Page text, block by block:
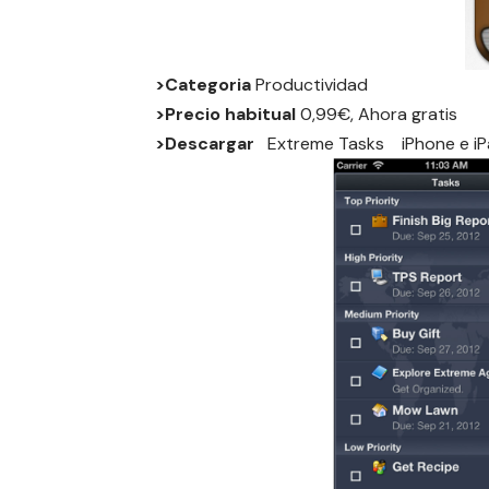
>CategoriaProductividad
>Precio habitual0,99€, Ahora gratis
>Descargar
Extreme Tasks iPhone e